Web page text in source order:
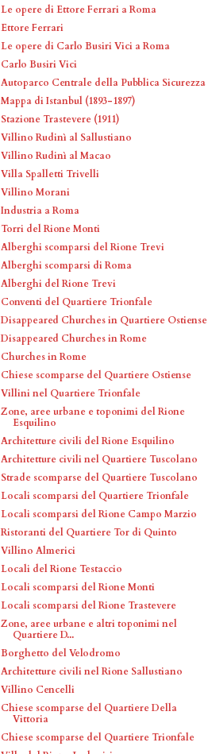
Le opere di Ettore Ferrari a Roma
Ettore Ferrari
Le opere di Carlo Busiri Vici a Roma
Carlo Busiri Vici
Autoparco Centrale della Pubblica Sicurezza
Mappa di Istanbul (1893-1897)
Stazione Trastevere (1911)
Villino Rudinì al Sallustiano
Villino Rudinì al Macao
Villa Spalletti Trivelli
Villino Morani
Industria a Roma
Torri del Rione Monti
Alberghi scomparsi del Rione Trevi
Alberghi scomparsi di Roma
Alberghi del Rione Trevi
Conventi del Quartiere Trionfale
Disappeared Churches in Quartiere Ostiense
Disappeared Churches in Rome
Churches in Rome
Chiese scomparse del Quartiere Ostiense
Villini nel Quartiere Trionfale
Zone, aree urbane e toponimi del Rione
Esquilino
Architetture civili del Rione Esquilino
Architetture civili nel Quartiere Tuscolano
Strade scomparse del Quartiere Tuscolano
Locali scomparsi del Quartiere Trionfale
Locali scomparsi del Rione Campo Marzio
Ristoranti del Quartiere Tor di Quinto
Villino Almerici
Locali del Rione Testaccio
Locali scomparsi del Rione Monti
Locali scomparsi del Rione Trastevere
Zone, aree urbane e altri toponimi nel
Quartiere D...
Borghetto del Velodromo
Architetture civili nel Rione Sallustiano
Villino Cencelli
Chiese scomparse del Quartiere Della
Vittoria
Chiese scomparse del Quartiere Trionfale